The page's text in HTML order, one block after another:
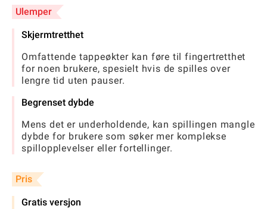
Ulemper
Skjermtretthet
Omfattende tappeøkter kan føre til fingertretthet
for noen brukere, spesielt hvis de spilles over
lengre tid uten pauser.
Begrenset dybde
Mens det er underholdende, kan spillingen mangle
dybde for brukere som søker mer komplekse
spillopplevelser eller fortellinger.
Pris
Gratis versjon